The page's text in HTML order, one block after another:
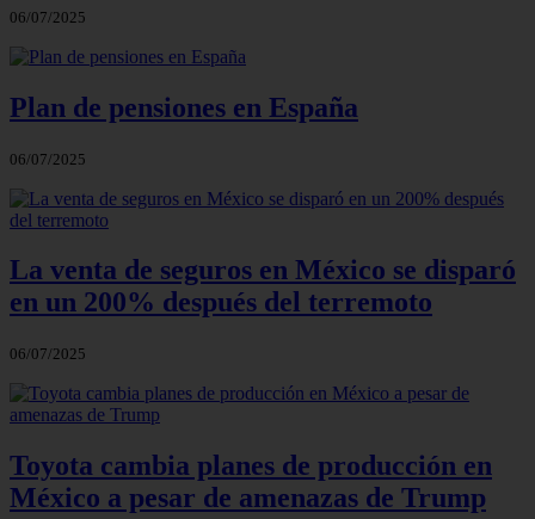
06/07/2025
Plan de pensiones en España
06/07/2025
La venta de seguros en México se disparó
en un 200% después del terremoto
06/07/2025
Toyota cambia planes de producción en
México a pesar de amenazas de Trump